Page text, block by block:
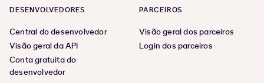
DESENVOLVEDORES
Central do desenvolvedor
Visão geral da API
Conta gratuita do
desenvolvedor
PARCEIROS
Visão geral dos parceiros
Login dos parceiros